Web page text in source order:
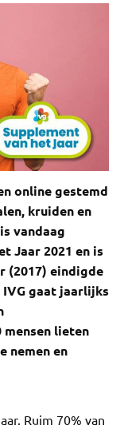
online gestemd
kruiden en
vandaag
Jaar 2021 en is
(2017) eindigde
gaat jaarlijks
mensen lieten
nemen en
Ruim 70% van